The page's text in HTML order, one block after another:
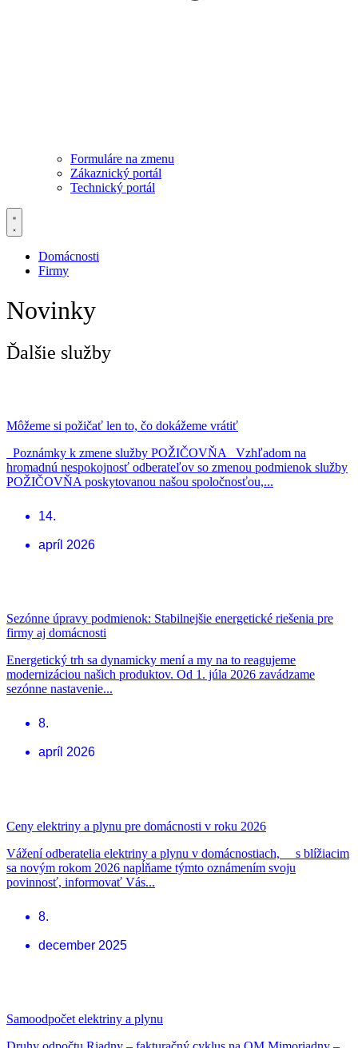
Formuláre na zmenu
Zákaznický portál
Technický portál
Domácnosti
Firmy
Novinky
Ďalšie služby
Môžeme si požičať len to, čo dokážeme vrátiť
Poznámky k zmene služby POŽIČOVŇA Vzhľadom na
hromadnú nespokojnosť odberateľov so zmenou podmienok služby
POŽIČOVŇA poskytovanou našou spoločnosťou,...
14.
apríl 2026
Sezónne úpravy podmienok: Stabilnejšie energetické riešenia pre
firmy aj domácnosti
Energetický trh sa dynamicky mení a my na to reagujeme
modernizáciou našich produktov. Od 1. júla 2026 zavádzame
sezónne nastavenie...
8.
apríl 2026
Ceny elektriny a plynu pre domácnosti v roku 2026
Vážení odberatelia elektriny a plynu v domácnostiach, s blížiacim
sa novým rokom 2026 napĺňame týmto oznámením svoju
povinnosť, informovať Vás...
8.
december 2025
Samoodpočet elektriny a plynu